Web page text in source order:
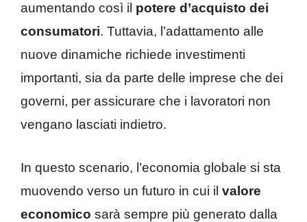
aumentando così il potere d’acquisto dei
consumatori. Tuttavia, l’adattamento alle
nuove dinamiche richiede investimenti
importanti, sia da parte delle imprese che dei
governi, per assicurare che i lavoratori non
vengano lasciati indietro.
In questo scenario, l’economia globale si sta
muovendo verso un futuro in cui il valore
economico sarà sempre più generato dalla